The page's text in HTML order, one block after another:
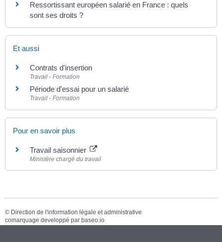
Ressortissant européen salarié en France : quels
sont ses droits ?
Et aussi
Contrats d'insertion
Travail - Formation
Période d'essai pour un salarié
Travail - Formation
Pour en savoir plus
Travail saisonnier
Ministère chargé du travail
© Direction de l'information légale et administrative
comarquage developpé par baseo.io